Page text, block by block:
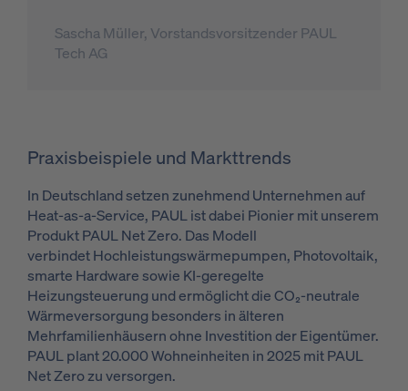
Sascha Müller, Vorstandsvorsitzender PAUL
Tech AG
Praxisbeispiele und Markttrends
In Deutschland setzen zunehmend Unternehmen auf
Heat-as-a-Service, PAUL ist dabei Pionier mit unserem
Produkt PAUL Net Zero. Das Modell
verbindet Hochleistungswärmepumpen, Photovoltaik,
smarte Hardware sowie KI-geregelte
Heizungsteuerung und ermöglicht die CO₂-neutrale
Wärmeversorgung besonders in älteren
Mehrfamilienhäusern ohne Investition der Eigentümer.
PAUL plant 20.000 Wohneinheiten in 2025 mit PAUL
Net Zero zu versorgen.